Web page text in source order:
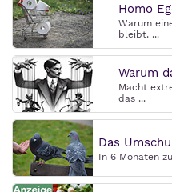
Homo
Warum
bleibt. ...
Warum
Macht
das ...
Das
In 6 Monaten